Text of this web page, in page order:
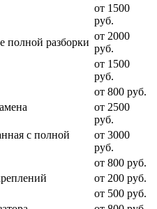
от 1500
руб.
полной разборки
от 2000
руб.
от 1500
руб.
от 800 руб.
от 2500
руб.
с полной
от 3000
руб.
от 800 руб.
от 200 руб.
от 500 руб.